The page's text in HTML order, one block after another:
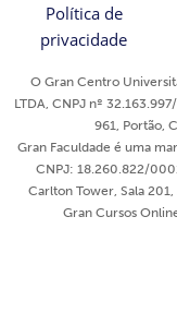
Política de
privacidade
O Gran Centro
LTDA, CNPJ nº
961, Portão,
Gran Faculdade é uma
CNPJ: 18.260.822/
Carlton Tower, Sala
Gran Cursos